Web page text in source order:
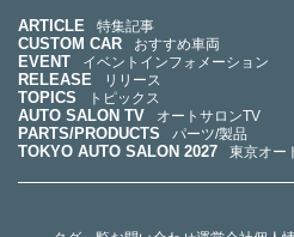
ARTICLE 特集記事
CUSTOM CAR おすすめ車両
EVENT イベントインフォメーション
RELEASE リリース
TOPICS トピックス
AUTO SALON TV オートサロンTV
PARTS/PRODUCTS パーツ/製品
TOKYO AUTO SALON 2027 東京オー